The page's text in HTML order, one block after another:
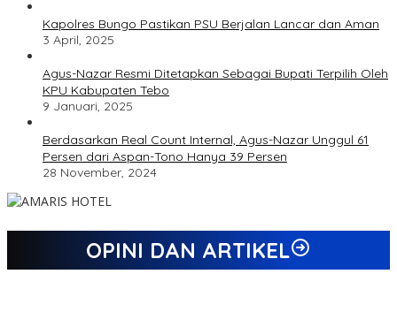
Kapolres Bungo Pastikan PSU Berjalan Lancar dan Aman
3 April, 2025
Agus-Nazar Resmi Ditetapkan Sebagai Bupati Terpilih Oleh
KPU Kabupaten Tebo
9 Januari, 2025
Berdasarkan Real Count Internal, Agus-Nazar Unggul 61
Persen dari Aspan-Tono Hanya 39 Persen
28 November, 2024
OPINI DAN ARTIKEL